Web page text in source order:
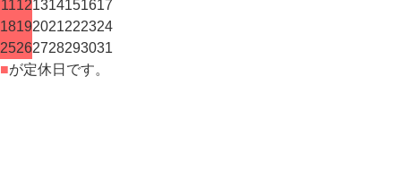
11121314151617
18192021222324
25262728293031
■が定休日です。